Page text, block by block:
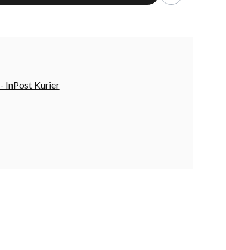
- InPost Kurier